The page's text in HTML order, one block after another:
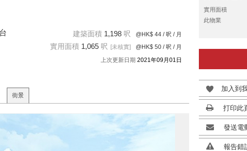
建築面積 1,198 呎 @HK$ 44 / 呎 / 月
實用面積 1,065 呎 [未核實] @HK$ 50 / 呎 / 月
上次更新日期 2021年09月01日
街景
實用面積
此物業
加入到
打印此
發送電
報告錯